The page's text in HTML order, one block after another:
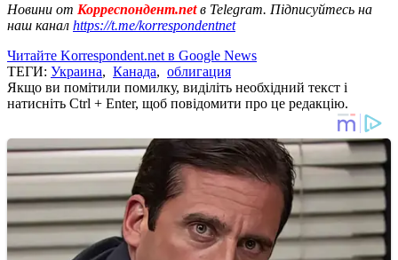
Новини от Корреспондент.netв Telegram. Підписуйтесь на
наш канал https://t.me/korrespondentnet
Читайте Korrespondent.net в Google News
ТЕГИ: Украина, Канада, облигация
Якщо ви помітили помилку, виділіть необхідний текст і
натисніть Ctrl + Enter, щоб повідомити про це редакцію.